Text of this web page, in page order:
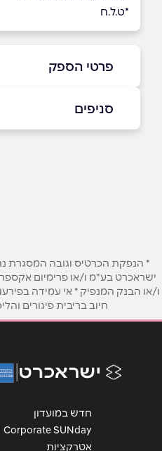
*ט.ל.ח
פרטי הספק
באתר
אימייל*
אנא חזרו אלי בקשר ל...
סניפים
* הנפקת הכרטיס וגובה המסגרת
ישראכרט בע"מ ו/או פרימיום
ו/או הבנק המנפיק * אי עמידה
חיוב בריבית פיגורים
חדש במועדון
Corporate SUNday
אטרקציות